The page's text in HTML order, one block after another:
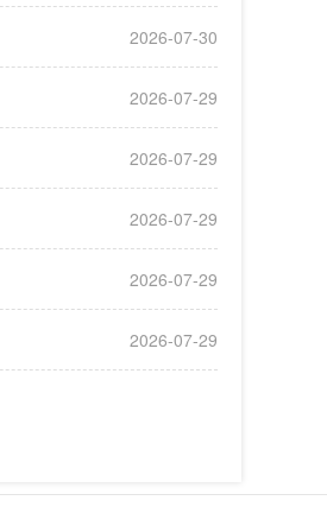
2026-07-30
2026-07-29
2026-07-29
2026-07-29
2026-07-29
2026-07-29